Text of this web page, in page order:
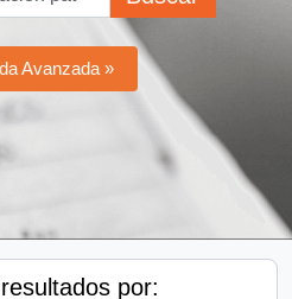
Avanzada »
por: